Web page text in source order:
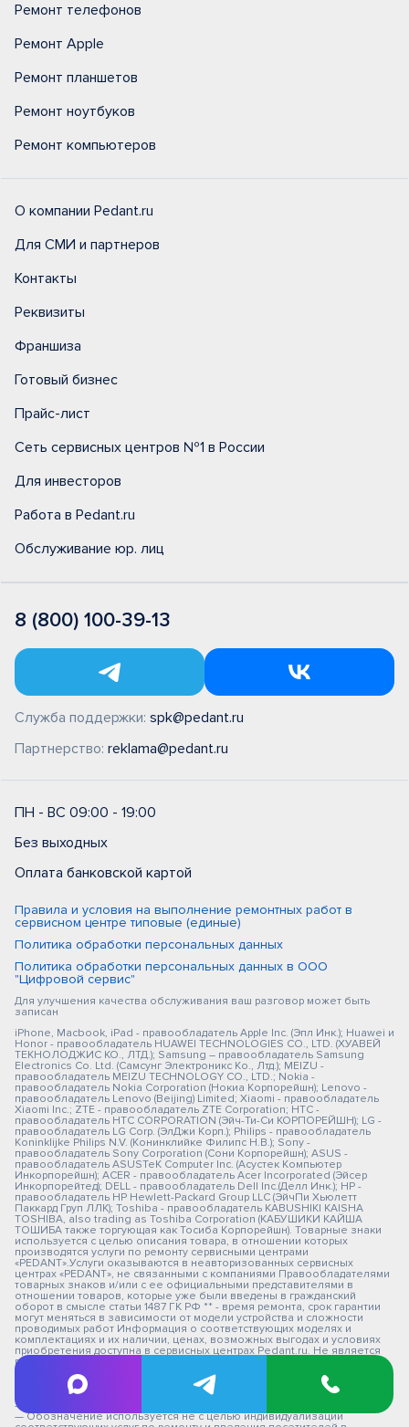
Ремонт телефонов
Ремонт Apple
Ремонт планшетов
Ремонт ноутбуков
Ремонт компьютеров
О компании Pedant.ru
Для СМИ и партнеров
Контакты
Реквизиты
Франшиза
Готовый бизнес
Прайс-лист
Сеть сервисных центров №1 в России
Для инвесторов
Работа в Pedant.ru
Обслуживание юр. лиц
8 (800) 100-39-13
Служба поддержки: spk@pedant.ru
Партнерство: reklama@pedant.ru
ПН - ВС 09:00 - 19:00
Без выходных
Оплата банковской картой
Правила и условия на выполнение ремонтных работ в
сервисном центре типовые (единые)
Политика обработки персональных данных
Политика обработки персональных данных в ООО
"Цифровой сервис"
Для улучшения качества обслуживания ваш разговор может быть
записан
iPhone, Macbook, iPad - правообладатель Apple Inc. (Эпл Инк.); Huawei и
Honor - правообладатель HUAWEI TECHNOLOGIES CO., LTD. (ХУАВЕЙ
ТЕКНОЛОДЖИС КО., ЛТД.); Samsung – правообладатель Samsung
Electronics Co. Ltd. (Самсунг Электроникс Ко., Лтд.); MEIZU -
правообладатель MEIZU TECHNOLOGY CO., LTD.; Nokia -
правообладатель Nokia Corporation (Нокиа Корпорейшн); Lenovo -
правообладатель Lenovo (Beijing) Limited; Xiaomi - правообладатель
Xiaomi Inc.; ZTE - правообладатель ZTE Corporation; HTC -
правообладатель HTC CORPORATION (Эйч-Ти-Си КОРПОРЕЙШН); LG -
правообладатель LG Corp. (ЭлДжи Корп.); Philips - правообладатель
Koninklijke Philips N.V. (Конинклийке Филипс Н.В.); Sony -
правообладатель Sony Corporation (Сони Корпорейшн); ASUS -
правообладатель ASUSTeK Computer Inc. (Асустек Компьютер
Инкорпорейшн); ACER - правообладатель Acer Incorporated (Эйсер
Инкорпорейтед); DELL - правообладатель Dell Inc.(Делл Инк.); HP -
правообладатель HP Hewlett-Packard Group LLC (ЭйчПи Хьюлетт
Паккард Груп ЛЛК); Toshiba - правообладатель KABUSHIKI KAISHA
TOSHIBA, also trading as Toshiba Corporation (КАБУШИКИ КАЙША
ТОШИБА также торгующая как Тосиба Корпорейшн). Товарные знаки
используется с целью описания товара, в отношении которых
производятся услуги по ремонту сервисными центрами
«PEDANT».Услуги оказываются в неавторизованных сервисных
центрах «PEDANT», не связанными с компаниями Правообладателями
товарных знаков и/или с ее официальными представителями в
отношении товаров, которые уже были введены в гражданский
оборот в смысле статьи 1487 ГК РФ ** - время ремонта, срок гарантии
могут меняться в зависимости от модели устройства и сложности
проводимых работ Информация о соответствующих моделях и
комплектациях и их наличии, ценах, возможных выгодах и условиях
приобретения доступна в сервисных центрах Pedant.ru. Не является
публичной офертой. Оферта на сервисное обслуживание
Застрахованного имущества
— СЦ не является уполномоченной организацией продавца,
импортера, изготовителя.
— СЦ "Педант" не является авторизованным сервис центром.
— Обозначение используется не с целью индивидуализации